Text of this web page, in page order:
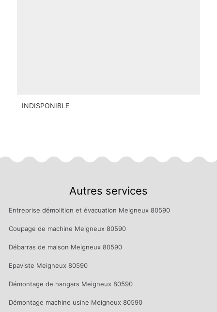
INDISPONIBLE
Autres services
Entreprise démolition et évacuation Meigneux 80590
Coupage de machine Meigneux 80590
Débarras de maison Meigneux 80590
Epaviste Meigneux 80590
Démontage de hangars Meigneux 80590
Démontage machine usine Meigneux 80590